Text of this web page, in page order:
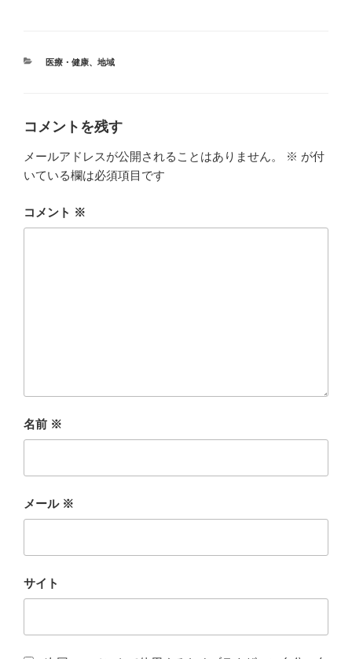
カ
医療・健康、 地域
コメントを残す
メールアドレスが公開されることはありません。 ※ が付
いている欄は必須項目です
コメント ※
名前 ※
メール ※
サイト